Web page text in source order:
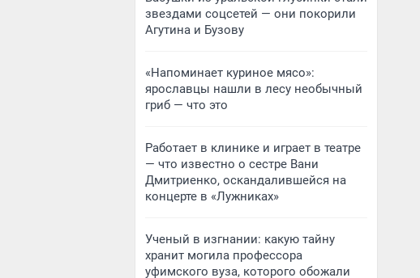
звездами соцсетей — они покорили
Агутина и Бузову
«Напоминает куриное мясо»:
ярославцы нашли в лесу необычный
гриб — что это
Работает в клинике и играет в театре
— что известно о сестре Вани
Дмитриенко, оскандалившейся на
концерте в «Лужниках»
Ученый в изгнании: какую тайну
хранит могила профессора
уфимского вуза, которого обожали